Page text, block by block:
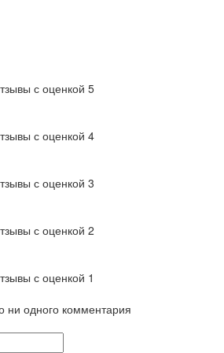
с оценкой 5
с оценкой 4
с оценкой 3
с оценкой 2
с оценкой 1
ни одного комментария